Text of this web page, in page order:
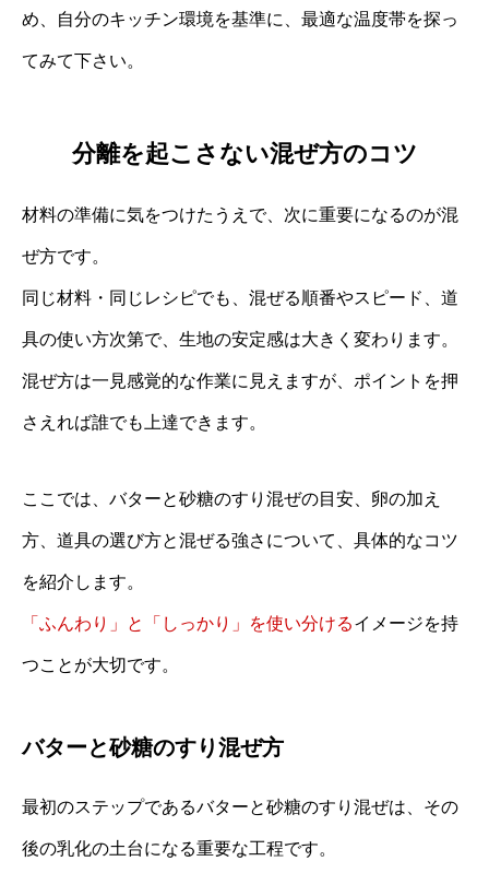
め、自分のキッチン環境を基準に、最適な温度帯を探っ
てみて下さい。
分離を起こさない混ぜ方のコツ
材料の準備に気をつけたうえで、次に重要になるのが混
ぜ方です。
同じ材料・同じレシピでも、混ぜる順番やスピード、道
具の使い方次第で、生地の安定感は大きく変わります。
混ぜ方は一見感覚的な作業に見えますが、ポイントを押
さえれば誰でも上達できます。
ここでは、バターと砂糖のすり混ぜの目安、卵の加え
方、道具の選び方と混ぜる強さについて、具体的なコツ
を紹介します。
「ふんわり」と「しっかり」を使い分けるイメージを持
つことが大切です。
バターと砂糖のすり混ぜ方
最初のステップであるバターと砂糖のすり混ぜは、その
後の乳化の土台になる重要な工程です。